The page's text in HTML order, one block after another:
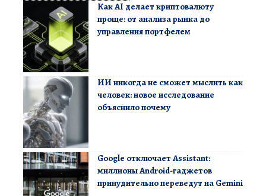
Как AI делает криптовалюту
проще: от анализа рынка до
управления портфелем
ИИ никогда не сможет мыслить как
человек: новое исследование
объяснило почему
Google отключает Assistant:
миллионы Android-гаджетов
принудительно переведут на Gemini